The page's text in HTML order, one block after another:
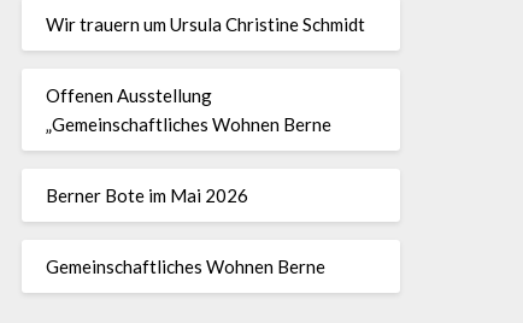
Wir trauern um Ursula Christine Schmidt
Offenen Ausstellung
„Gemeinschaftliches Wohnen Berne
Berner Bote im Mai 2026
Gemeinschaftliches Wohnen Berne